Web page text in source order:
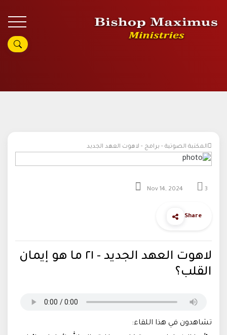
المكتبة الصوتية - برامج - لاهوت العهد الجديد
Nov 14, 2024 3
Share
لاهوت العهد الجديد - ٢١ ما هو إيمان
القلب؟
تشاهدون في هذا اللقاء: